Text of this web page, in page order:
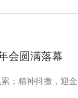
会圆满落幕
；精神抖擞，迎金